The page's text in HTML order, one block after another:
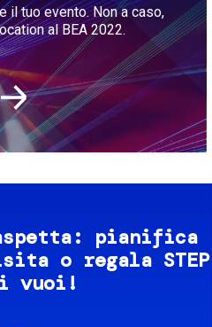
il tuo evento. Non a caso,
al BEA 2022.
pianifica
o regala STEP
vuoi!